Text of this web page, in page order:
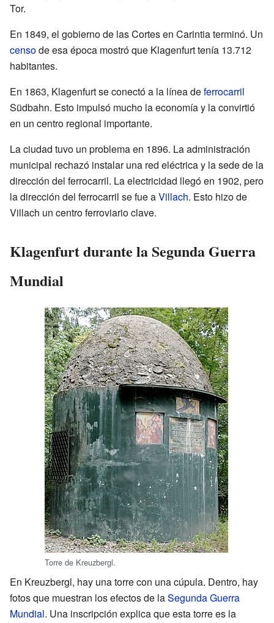
Tor.
En 1849, el gobierno de las Cortes en Carintia terminó. Un
censode esa época mostró que Klagenfurt tenía 13.712
habitantes.
En 1863, Klagenfurt se conectó a la línea deferrocarril
Südbahn. Esto impulsó mucho la economía y la convirtió
en un centro regional importante.
La ciudad tuvo un problema en 1896. La administración
municipal rechazó instalar una red eléctrica y la sede de la
dirección del ferrocarril. La electricidad llegó en 1902, pero
la dirección del ferrocarril se fue aVillach. Esto hizo de
Villach un centro ferroviario clave.
Klagenfurt durante la Segunda Guerra
Mundial
Torre de Kreuzbergl.
En Kreuzbergl, hay una torre con una cúpula. Dentro, hay
fotos que muestran los efectos de laSegunda Guerra
Mundial. Una inscripción explica que esta torre es la